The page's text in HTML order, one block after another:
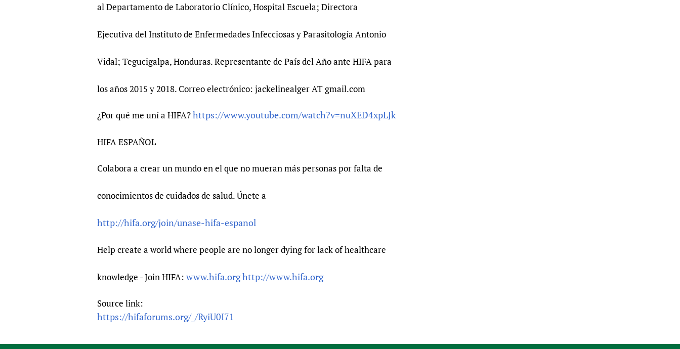
al Departamento de Laboratorio Clínico, Hospital Escuela; Directora
Ejecutiva del Instituto de Enfermedades Infecciosas y Parasitología Antonio
Vidal; Tegucigalpa, Honduras. Representante de País del Año ante HIFA para
los años 2015 y 2018. Correo electrónico: jackelinealger AT gmail.com
¿Por qué me uní a HIFA?https://www.youtube.com/watch?v=nuXED4xpLJk
HIFA ESPAÑOL
Colabora a crear un mundo en el que no mueran más personas por falta de
conocimientos de cuidados de salud. Únete a
http://hifa.org/join/unase-hifa-espanol
Help create a world where people are no longer dying for lack of healthcare
knowledge - Join HIFA: www.hifa.orghttp://www.hifa.org
Source link:
https://hifaforums.org/_/RyiU0I71